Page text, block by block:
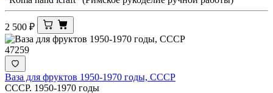
2 500 ₽
47259
Ваза для фруктов 1950-1970 годы, СССР
СССР. 1950-1970 годы